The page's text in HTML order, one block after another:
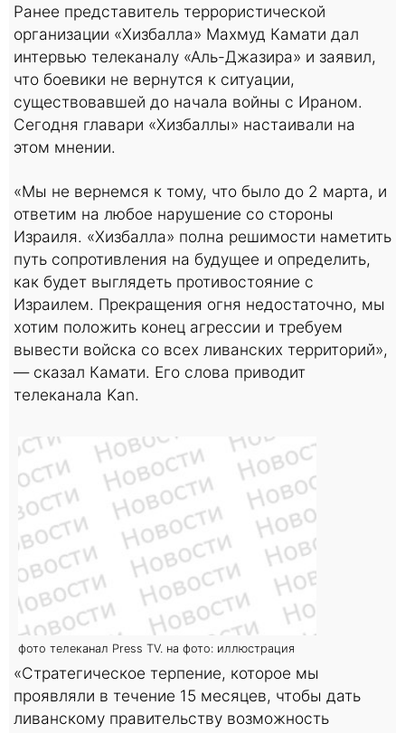
Ранее представитель террористической
организации «Хизбалла» Махмуд Камати дал
интервью телеканалу «Аль-Джазира» и заявил,
что боевики не вернутся к ситуации,
существовавшей до начала войны с Ираном.
Сегодня главари «Хизбаллы» настаивали на
этом мнении.
«Мы не вернемся к тому, что было до 2 марта, и
ответим на любое нарушение со стороны
Израиля. «Хизбалла» полна решимости наметить
путь сопротивления на будущее и определить,
как будет выглядеть противостояние с
Израилем. Прекращения огня недостаточно, мы
хотим положить конец агрессии и требуем
вывести войска со всех ливанских территорий»,
— сказал Камати. Его слова приводит
телеканала Kan.
фото телеканал Press TV. на фото: иллюстрация
«Стратегическое терпение, которое мы
проявляли в течение 15 месяцев, чтобы дать
ливанскому правительству возможность